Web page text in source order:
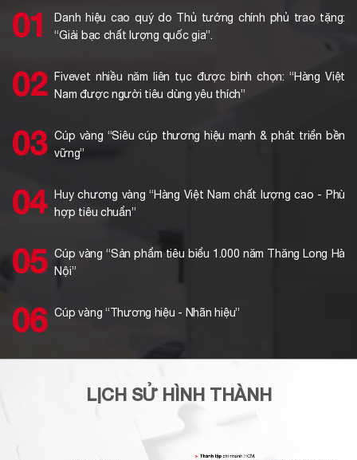
Danh hiệu cao quý do Thủ tướng chính phủ trao tặng:
“Giải bạc chất lượng quốc gia”.
Fivevet nhiều năm liên tục được bình chọn: “Hàng Việt
Nam được người tiêu dùng yêu thích”
Cúp vàng “Siêu cúp thương hiệu mạnh & phát triển bền
vững”
Huy chương vàng “Hàng Việt Nam chất lượng cao - Phù
hợp tiêu chuẩn”
Cúp vàng “Sản phẩm tiêu biểu 1.000 năm Thăng Long Hà
Nội”
Cúp vàng “Thương hiệu - Nhãn hiệu”
LỊCH SỬ HÌNH THÀNH